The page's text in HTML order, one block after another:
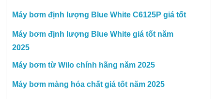
Máy bơm định lượng Blue White C6125P giá tốt
Máy bơm định lượng Blue White giá tốt năm
2025
Máy bơm từ Wilo chính hãng năm 2025
Máy bơm màng hóa chất giá tốt năm 2025